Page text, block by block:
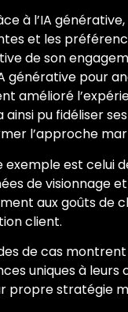
à l’IA
et les
de son
générative pour
amélioré
ainsi pu fidéliser
l’approche
exemple est celui
de visionnage
aux goûts de
client.
de cas
uniques à leurs
propre stratégie